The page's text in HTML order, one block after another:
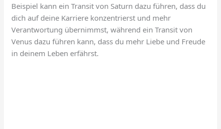
Beispiel kann ein Transit von Saturn dazu führen, dass du
dich auf deine Karriere konzentrierst und mehr
Verantwortung übernimmst, während ein Transit von
Venus dazu führen kann, dass du mehr Liebe und Freude
in deinem Leben erfährst.